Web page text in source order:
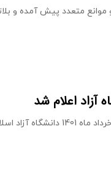
متعدد پیش آمده و